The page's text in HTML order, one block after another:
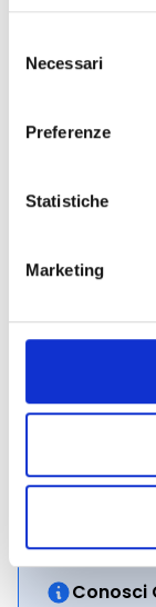
delNecessari
Preferenze
Statistiche
Marketing
consiglia
Presta
lettura
considerati
seguenti
tel.
CONDIVIDI
Conosci